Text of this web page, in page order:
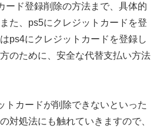
ード登録削除の方法まで、具体的
た、ps5にクレジットカードを登
ps4にクレジットカードを登録し
のために、安全な代替支払い方法
トカードが削除できないといった
対処法にも触れていきますので、